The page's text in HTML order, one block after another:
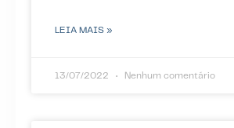
LEIA MAIS »
13/07/2022 Nenhum comentário